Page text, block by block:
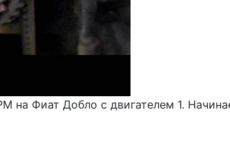
Фиат Добло с двигателем 1.